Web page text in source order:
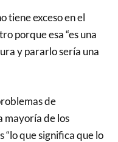
tiene exceso en el
porque esa “es una
y pararlo sería una
de
mayoría de los
“lo que significa que lo